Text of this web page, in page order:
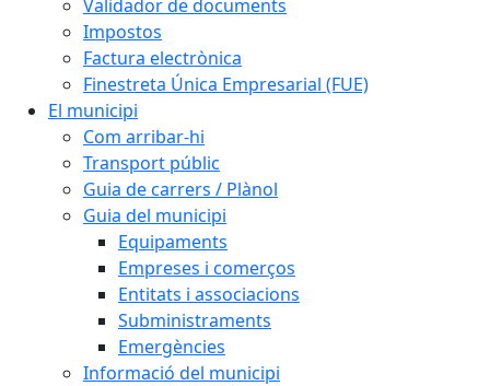
Validador de documents
Impostos
Factura electrònica
Finestreta Única Empresarial (FUE)
El municipi
Com arribar-hi
Transport públic
Guia de carrers / Plànol
Guia del municipi
Equipaments
Empreses i comerços
Entitats i associacions
Subministraments
Emergències
Informació del municipi